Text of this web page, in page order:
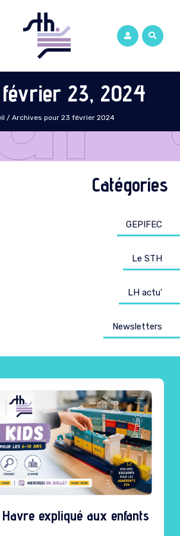
23, 2024
/ Archives pour 23 février 2024
Catégories
GEPIFEC
Le STH
LH actu'
Newsletters
expliqué aux enfants